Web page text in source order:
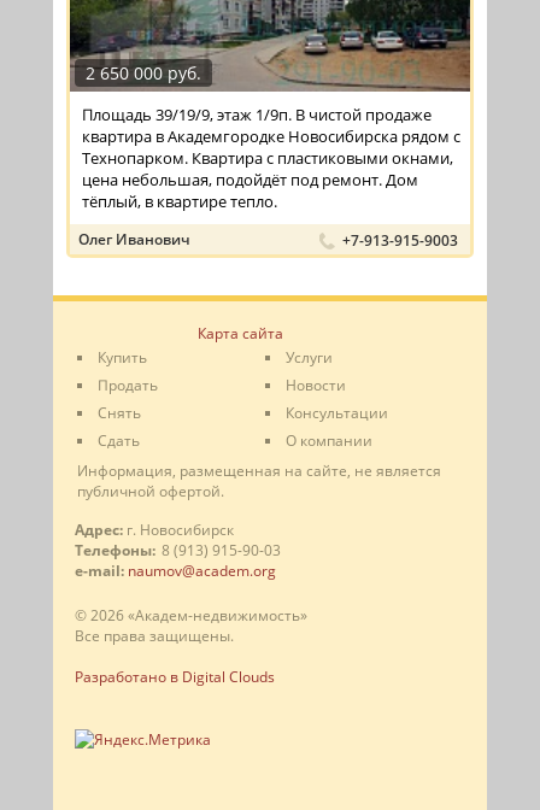
2 650 000 руб.
Площадь 39/19/9, этаж 1/9п. В чистой продаже
квартира в Академгородке Новосибирска рядом с
Технопарком. Квартира с пластиковыми окнами,
цена небольшая, подойдёт под ремонт. Дом
тёплый, в квартире тепло.
Олег Иванович +7-913-915-9003
Карта сайта
Купить
Продать
Снять
Сдать
Услуги
Новости
Консультации
О компании
Информация, размещенная на сайте, не является
публичной офертой.
Адрес: г. Новосибирск
Телефоны: 8 (913) 915-90-03
e-mail: naumov@academ.org
© 2026 «Академ-недвижимость»
Все права защищены.
Разработано в Digital Clouds